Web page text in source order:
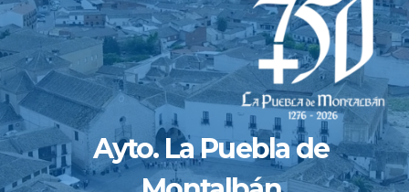
Ayto. La Puebla de